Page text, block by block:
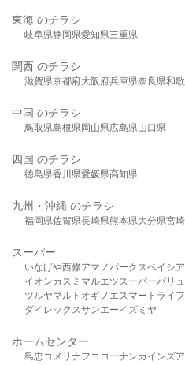
東海 のチラシ
岐阜県静岡県愛知県三重県
関西 のチラシ
滋賀県京都府大阪府兵庫県奈良県和
中国 のチラシ
鳥取県島根県岡山県広島県山口県
四国 のチラシ
徳島県香川県愛媛県高知県
九州・沖縄 のチラシ
福岡県佐賀県長崎県熊本県大分県宮
スーパー
いなげや西條アマノパークスベイシア
イオンカスミ マルエツスーパーバリ
ツルヤマルト オギノ エスマート ライフ
ダイレックスサンエーイズミヤ
ホームセンター
島忠 コメリ ナフコ コーナンカインズ